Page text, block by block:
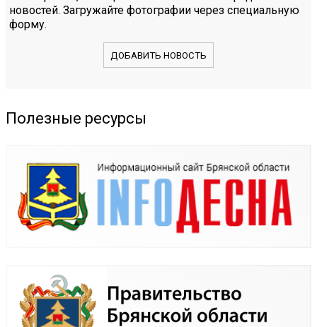
новостей. Загружайте фотографии через специальную
форму.
ДОБАВИТЬ НОВОСТЬ
Полезные ресурсы